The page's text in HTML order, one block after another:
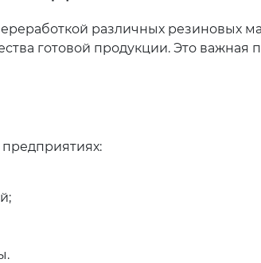
различных резиновых
готовой продукции. Это